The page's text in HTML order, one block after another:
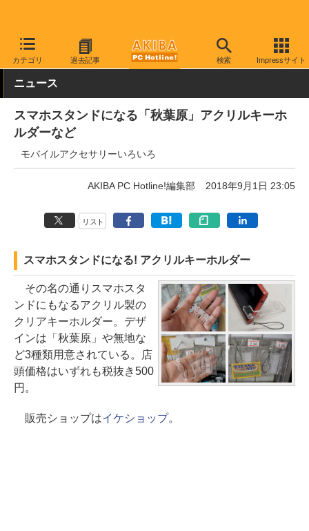
カテゴリ 過去記事 検索 Impressサイト
AKIBA PC Hotline! モバイル スマホアクセサリ スマホスタン
ニュース
スマホスタンドになる「秋葉原」アクリルキーホ
ルダーなど
モバイルアクセサリーいろいろ
AKIBA PC Hotline!編集部 2018年9月1日 23:05
リスト
スマホスタンドになる! アクリルキーホルダー
その名の通りスマホスタ
ンドにもなるアクリル製の
クリアキーホルダー。デザ
インは「秋葉原」や無地な
ど3種類用意されている。店
頭価格はいずれも税抜き500
円。
販売ショップはイケショップ。